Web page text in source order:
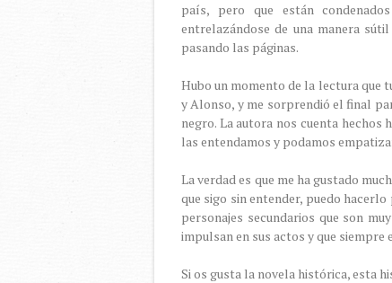
país, pero que están
entrelazándose de una manera
pasando las páginas.
Hubo un momento de la lectura que
y Alonso, y me sorprendió el final
negro. La autora nos cuenta hechos
las entendamos y podamos
La verdad es que me ha gustado
que sigo sin entender, puedo
personajes secundarios que son
impulsan en sus actos y que siempre
Si os gusta la novela histórica, esta